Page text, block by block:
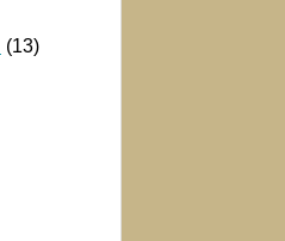
(13)